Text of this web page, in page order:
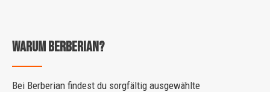
Warum Berberian?
Bei Berberian findest du sorgfältig ausgewählte